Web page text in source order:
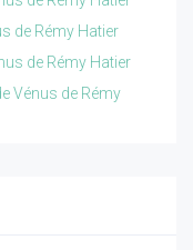
de Rémy Hatier
de Rémy Hatier
Vénus de Rémy